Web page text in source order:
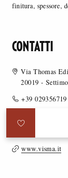
finitura, spessore,
CONTATTI
Via Thomas
20019 -
+39
www.visma.it